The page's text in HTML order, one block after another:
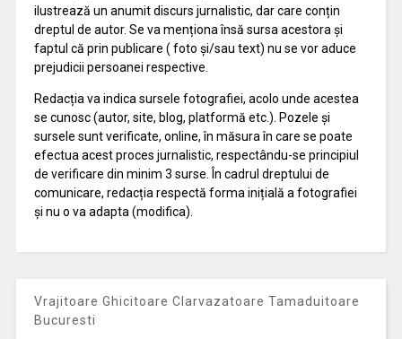
ilustrează un anumit discurs jurnalistic, dar care conțin
dreptul de autor. Se va menționa însă sursa acestora și
faptul că prin publicare ( foto și/sau text) nu se vor aduce
prejudicii persoanei respective.
Redacția va indica sursele fotografiei, acolo unde acestea
se cunosc (autor, site, blog, platformă etc.). Pozele și
sursele sunt verificate, online, în măsura în care se poate
efectua acest proces jurnalistic, respectându-se principiul
de verificare din minim 3 surse. În cadrul dreptului de
comunicare, redacția respectă forma inițială a fotografiei
și nu o va adapta (modifica).
Vrajitoare Ghicitoare Clarvazatoare Tamaduitoare
Bucuresti